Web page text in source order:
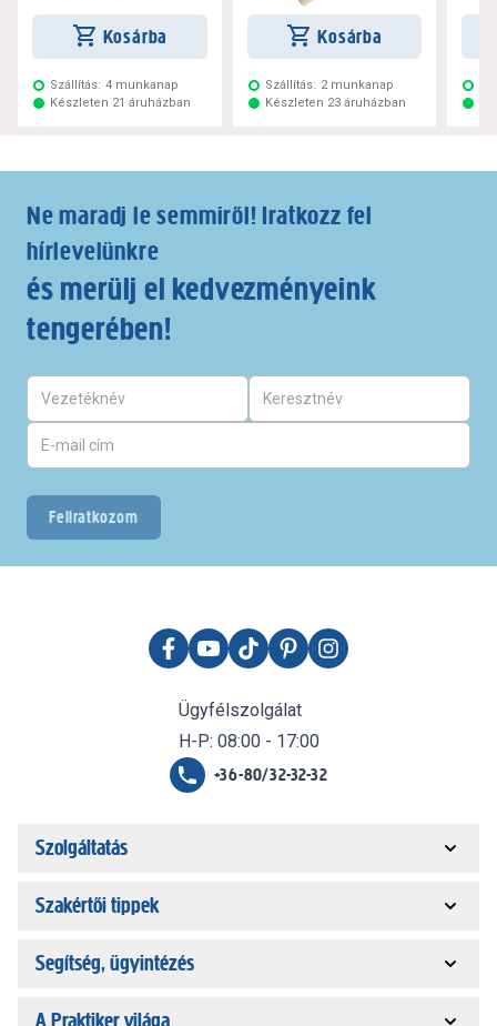
Kosárba
Szállítás: 4 munkanap
Készleten 21 áruházban
Kosárba
Szállítás: 2 munkanap
Készleten 23 áruházban
Ne maradj le semmiről! Iratkozz fel
hírlevelünkre
és merülj el kedvezményeink
tengerében!
Feliratkozom
Ügyfélszolgálat
H-P: 08:00 - 17:00
+36-80/32-32-32
Szolgáltatás
Szakértői tippek
Segítség, ügyintézés